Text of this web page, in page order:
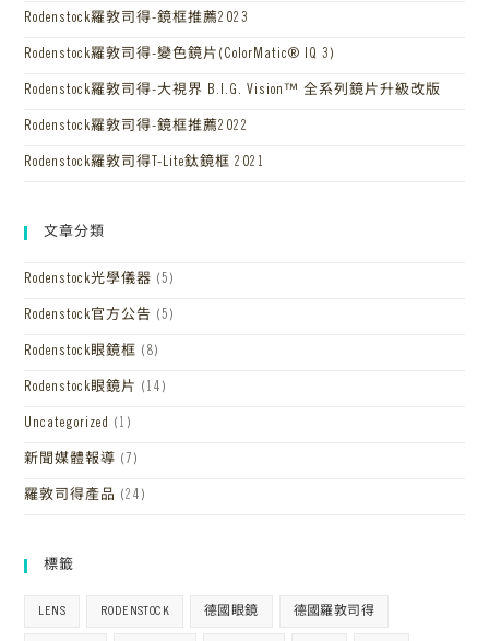
Rodenstock羅敦司得-鏡框推薦2023
Rodenstock羅敦司得-變色鏡片(ColorMatic® IQ 3)
Rodenstock羅敦司得-大視界 B.I.G. Vision™ 全系列鏡片升級改版
Rodenstock羅敦司得-鏡框推薦2022
Rodenstock羅敦司得T-Lite鈦鏡框 2021
文章分類
Rodenstock光學儀器 (5)
Rodenstock官方公告 (5)
Rodenstock眼鏡框 (8)
Rodenstock眼鏡片 (14)
Uncategorized (1)
新聞媒體報導 (7)
羅敦司得產品 (24)
標籤
LENS RODENSTOCK 德國眼鏡 德國羅敦司得